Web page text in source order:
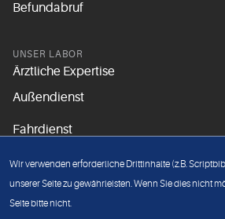
Befundabruf
UNSER LABOR
Ärztliche Expertise
Außendienst
Fahrdienst
Unsere Grundsätze
Wir verwenden erforderliche Drittinhalte (z.B.
unserer Seite zu gewährleisten. Wenn Sie dies nicht
Seite bitte nicht.